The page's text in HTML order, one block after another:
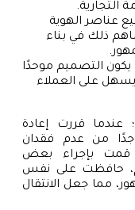
التجارية.
عناصر الهوية
ذلك في بناء
يكون التصميم موحدًا
على العملاء
قررت إعادة
جدًا من عدم فقدان
قمت بإجراء بعض
حافظت على نفس
مما جعل الانتقال